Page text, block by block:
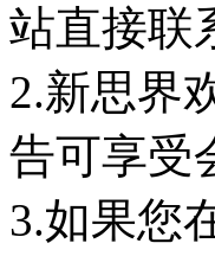
站直接联
2.新思界
告可享受
3.如果您